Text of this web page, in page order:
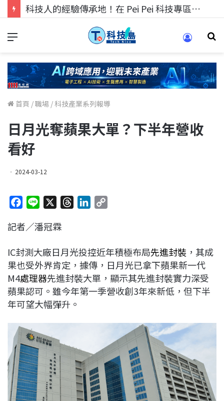
科技人的經驗傳承地！在 Pei Pei 科技專區，與學弟妹交流最硬核的技術
首頁 /職場 /科技產業系列報導
日月光奪蘋果大單？下半年營收
看好
2024-03-12
c
b
o
o
k
n
a
d
s
e
d
I
n
L
i
n
k
記者／潘冠霖
IC封測大廠日月光投控近年積極布局先進封裝 ，其成
果也受外界肯定，據傳，日月光已拿下蘋果新一代
M4處理器先進封裝大單，顯示其先進封裝實力深受
蘋果認可。雖今年第一季營收創3年來新低，但下半
年可望大幅彈升。